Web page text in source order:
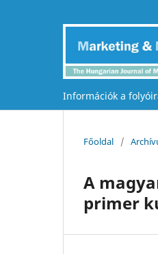
Információk a
Főoldal /
A
primer